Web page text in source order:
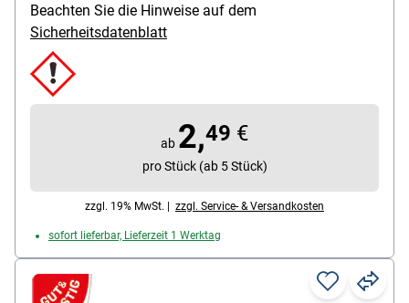
Reinigungspartikeln, verwendar auf Flächen mit
Lebensmittelkontakt, pflegt die Oberflächen,
Anwendung: mit feuchtem Tuch oder Schwamm
auftragen / reinigen / mit Wasser abspülen,
Duftrichtung: Frühlingsblüte, Besonderheiten: 100%
recyclebar / Flaschenkörper aus 50% Recyclingplastik,
Inhalt: 500 ml, Lieferumfang: 1 Flasche Scheuermilch
Beachten Sie die Hinweise auf dem
Sicherheitsdatenblatt
ab 2,49 €
pro Stück (ab 5 Stück)
zzgl. 19% MwSt. | zzgl. Service- & Versandkosten
sofort lieferbar, Lieferzeit 1 Werktag